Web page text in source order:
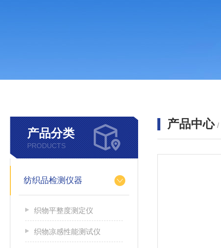
产品分类
PRODUCTS
纺织品检测仪器
织物平整度测定仪
织物凉感性能测试仪
产品中心 /